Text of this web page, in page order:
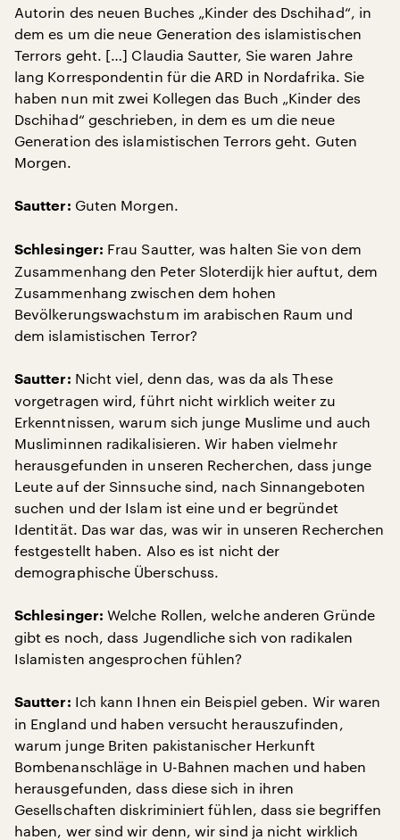
Autorin des neuen Buches „Kinder des Dschihad“, in
dem es um die neue Generation des islamistischen
Terrors geht. […] Claudia Sautter, Sie waren Jahre
lang Korrespondentin für die ARD in Nordafrika. Sie
haben nun mit zwei Kollegen das Buch „Kinder des
Dschihad“ geschrieben, in dem es um die neue
Generation des islamistischen Terrors geht. Guten
Morgen.
Sautter: Guten Morgen.
Schlesinger: Frau Sautter, was halten Sie von dem
Zusammenhang den Peter Sloterdijk hier auftut, dem
Zusammenhang zwischen dem hohen
Bevölkerungswachstum im arabischen Raum und
dem islamistischen Terror?
Sautter: Nicht viel, denn das, was da als These
vorgetragen wird, führt nicht wirklich weiter zu
Erkenntnissen, warum sich junge Muslime und auch
Musliminnen radikalisieren. Wir haben vielmehr
herausgefunden in unseren Recherchen, dass junge
Leute auf der Sinnsuche sind, nach Sinnangeboten
suchen und der Islam ist eine und er begründet
Identität. Das war das, was wir in unseren Recherchen
festgestellt haben. Also es ist nicht der
demographische Überschuss.
Schlesinger: Welche Rollen, welche anderen Gründe
gibt es noch, dass Jugendliche sich von radikalen
Islamisten angesprochen fühlen?
Sautter: Ich kann Ihnen ein Beispiel geben. Wir waren
in England und haben versucht herauszufinden,
warum junge Briten pakistanischer Herkunft
Bombenanschläge in U-Bahnen machen und haben
herausgefunden, dass diese sich in ihren
Gesellschaften diskriminiert fühlen, dass sie begriffen
haben, wer sind wir denn, wir sind ja nicht wirklich